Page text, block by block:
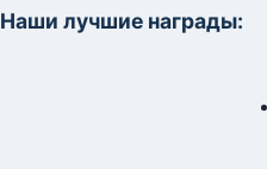
Наши лучшие награды: